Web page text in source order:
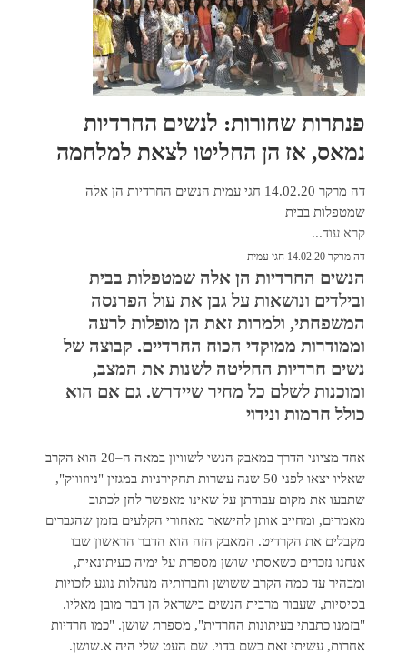
פנתרות שחורות: לנשים החרדיות
נמאס, אז הן החליטו לצאת למלחמה
דה מרקר 14.02.20 חגי עמית הנשים החרדיות הן אלה
שמטפלות בבית
קרא עוד...
דה מרקר 14.02.20 חגי עמית
הנשים החרדיות הן אלה שמטפלות בבית
ובילדים ונושאות על גבן את עול הפרנסה
המשפחתי, ולמרות זאת הן מופלות לרעה
וממודרות ממוקדי הכוח החרדיים. קבוצה של
נשים חרדיות החליטה לשנות את המצב,
ומוכנות לשלם כל מחיר שיידרש. גם אם הוא
כולל חרמות ונידוי
אחד מציוני הדרך במאבק הנשי לשוויון במאה ה–20 הוא הקרב
שאליו יצאו לפני 50 שנה עשרות תחקירניות במגזין "ניוזוויק",
שתבעו את מקום עבודתן על שאינו מאפשר להן לכתוב
מאמרים, ומחייב אותן להישאר מאחורי הקלעים בזמן שהגברים
מקבלים את הקרדיט. המאבק הזה הוא הדבר הראשון שבו
אנחנו נזכרים כשאסתי שושן מספרת על ימיה כעיתונאית,
ומבהיר עד כמה הקרב ששושן וחברותיה מנהלות נוגע לזכויות
בסיסיות, שעבור מרבית הנשים בישראל הן דבר מובן מאליו.
"בזמנו כתבתי בעיתונות החרדית", מספרת שושן. "כמו חרדיות
אחרות, עשיתי זאת בשם בדוי. שם העט שלי היה א.שושן.